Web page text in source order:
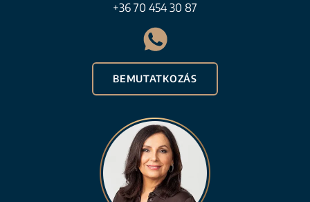
+36 70 454 30 87
BEMUTATKOZÁS